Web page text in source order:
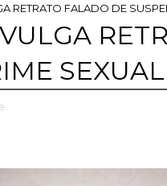
RETRATO FALADO DE